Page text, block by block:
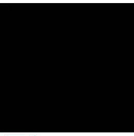
ILREGGINO.IT